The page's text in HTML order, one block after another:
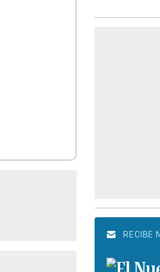
RECIBE